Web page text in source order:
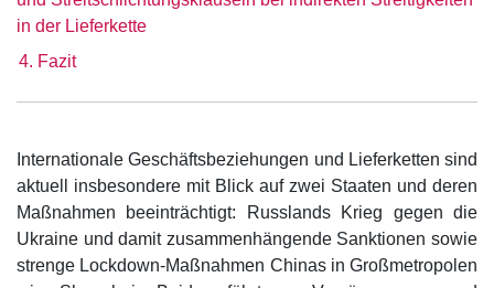
in der Lieferkette
4. Fazit
Internationale Geschäftsbeziehungen und Lieferketten sind
aktuell insbesondere mit Blick auf zwei Staaten und deren
Maßnahmen beeinträchtigt: Russlands Krieg gegen die
Ukraine und damit zusammenhängende Sanktionen sowie
strenge Lockdown-Maßnahmen Chinas in Großmetropolen